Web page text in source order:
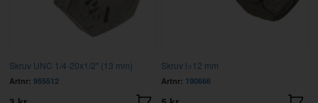
Skruv UNC 1/4-20x1/2" (13 mm)
Artnr: 955512
Skruv l=12 mm
Artnr: 190666